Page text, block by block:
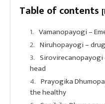
Table of contents
Vamanopayogi –
Niruhopayogi –
head
Prayogika
the healthy